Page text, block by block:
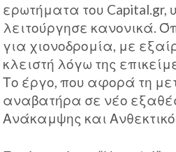
ερωτήματα του Capital.gr,
λειτούργησε κανονικά.
για χιονοδρομία, με
κλειστή λόγω της
Το έργο, που αφορά τη
αναβατήρα σε νέο
Ανάκαμψης και